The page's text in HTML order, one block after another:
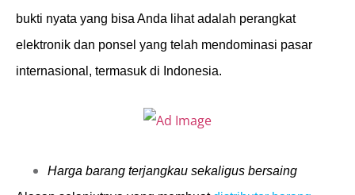
bukti nyata yang bisa Anda lihat adalah perangkat
elektronik dan ponsel yang telah mendominasi pasar
internasional, termasuk di Indonesia.
Harga barang terjangkau sekaligus bersaing